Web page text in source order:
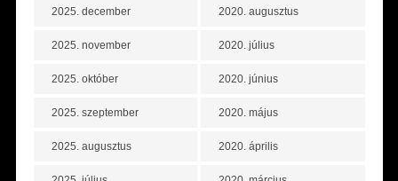
2025. december
2025. november
2025. október
2025. szeptember
2025. augusztus
2020. augusztus
2020. július
2020. június
2020. május
2020. április